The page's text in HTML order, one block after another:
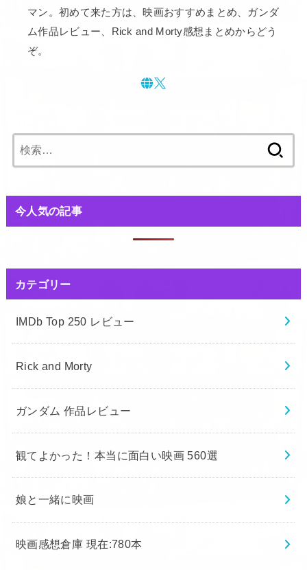
マン。初めて来た方は、映画おすすめまとめ、ガンダ
ム作品レビュー、Rick and Morty感想まとめからどう
ぞ。
索:
今人気の記事
カテゴリー
IMDb Top 250 レビュー
Rick and Morty
ガンダム 作品レビュー
観てよかった！本当に面白い映画 560選
娘と一緒に映画
映画感想倉庫 現在:780本